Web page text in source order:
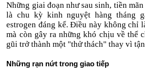
Những giai đoạn như sau sinh, tiền
là chu kỳ kinh nguyệt hàng tháng
estrogen đáng kể. Điều này không chỉ
mà còn gây ra những khó chịu về thể
gũi trở thành một "thử thách" thay vì
Những rạn nứt trong giao tiếp